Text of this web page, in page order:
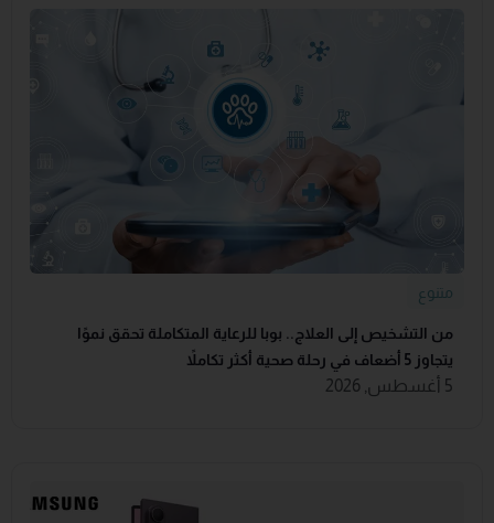
متنوع
من التشخيص إلى العلاج.. بوبا للرعاية المتكاملة تحقق نموًا
يتجاوز 5 أضعاف في رحلة صحية أكثر تكاملاً
5 أغسطس, 2026